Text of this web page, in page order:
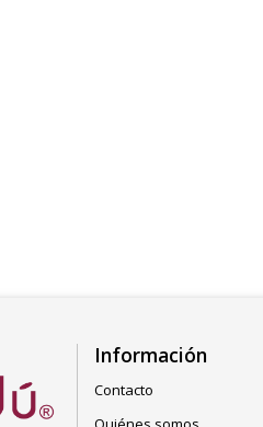
Información
Contacto